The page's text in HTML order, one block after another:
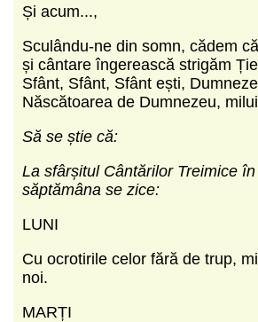
Și acum...,
Sculându-ne din somn, cădem
și cântare îngerească strigăm
Sfânt, Sfânt, Sfânt ești,
Născătoarea de Dumnezeu,
Să se știe că:
La sfârșitul Cântărilor Treimice
săptămâna se zice:
LUNI
Cu ocrotirile celor fără de trup,
noi.
MARȚI